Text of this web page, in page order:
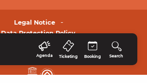
Agenda Ticketing Booking Search
Legal Notice
Data Protection Policy.